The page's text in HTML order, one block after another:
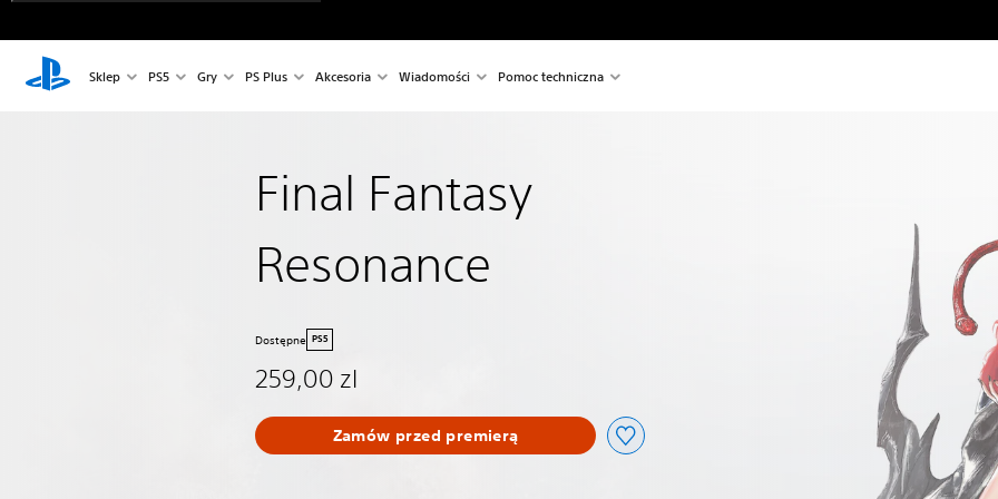
Sklep PS5 Gry PS Plus Akcesoria Wiadomości Pomoc techniczna
Final Fantasy
Resonance
Dostępne PS5
259,00 zl
Zamów przed premierą